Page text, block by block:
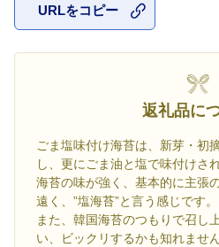
URLをコピー
返礼品に
ごま塩味付け海苔は、新芽・初
し、更にごま油と塩で味付けさ
海苔の味が強く、基本的に主張
遠く、”塩海苔”と言う感じです。
また、韓国海苔のつもりで召し
い、ビックリするかも知れませ